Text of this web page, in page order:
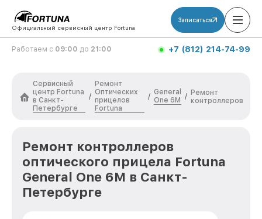
Официальный сервисный центр Fortuna
Записаться
Работаем с 09:00 до 21:00 +7 (812) 214-74-99
Сервисный
центр Fortuna
в Санкт-
Петербурге
/
Ремонт
Оптических
прицелов
Fortuna
/
General
One 6M
/ Ремонт
контроллеров
Ремонт контроллеров
оптического прицела Fortuna
General One 6M в Санкт-
Петербурге